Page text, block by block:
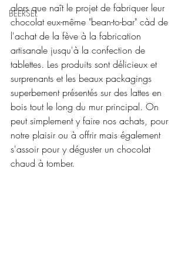
BEERSEL
alors que naît le projet de fabriquer leur
chocolat eux-même "bean-to-bar" càd de
l'achat de la fève à la fabrication
artisanale jusqu'à la confection de
tablettes. Les produits sont délicieux et
surprenants et les beaux packagings
superbement présentés sur des lattes en
bois tout le long du mur principal. On
peut simplement y faire nos achats, pour
notre plaisir ou à offrir mais également
s'assoir pour y déguster un chocolat
chaud à tomber.